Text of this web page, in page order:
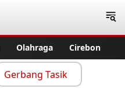
Olahraga Cirebon
Gerbang Tasik